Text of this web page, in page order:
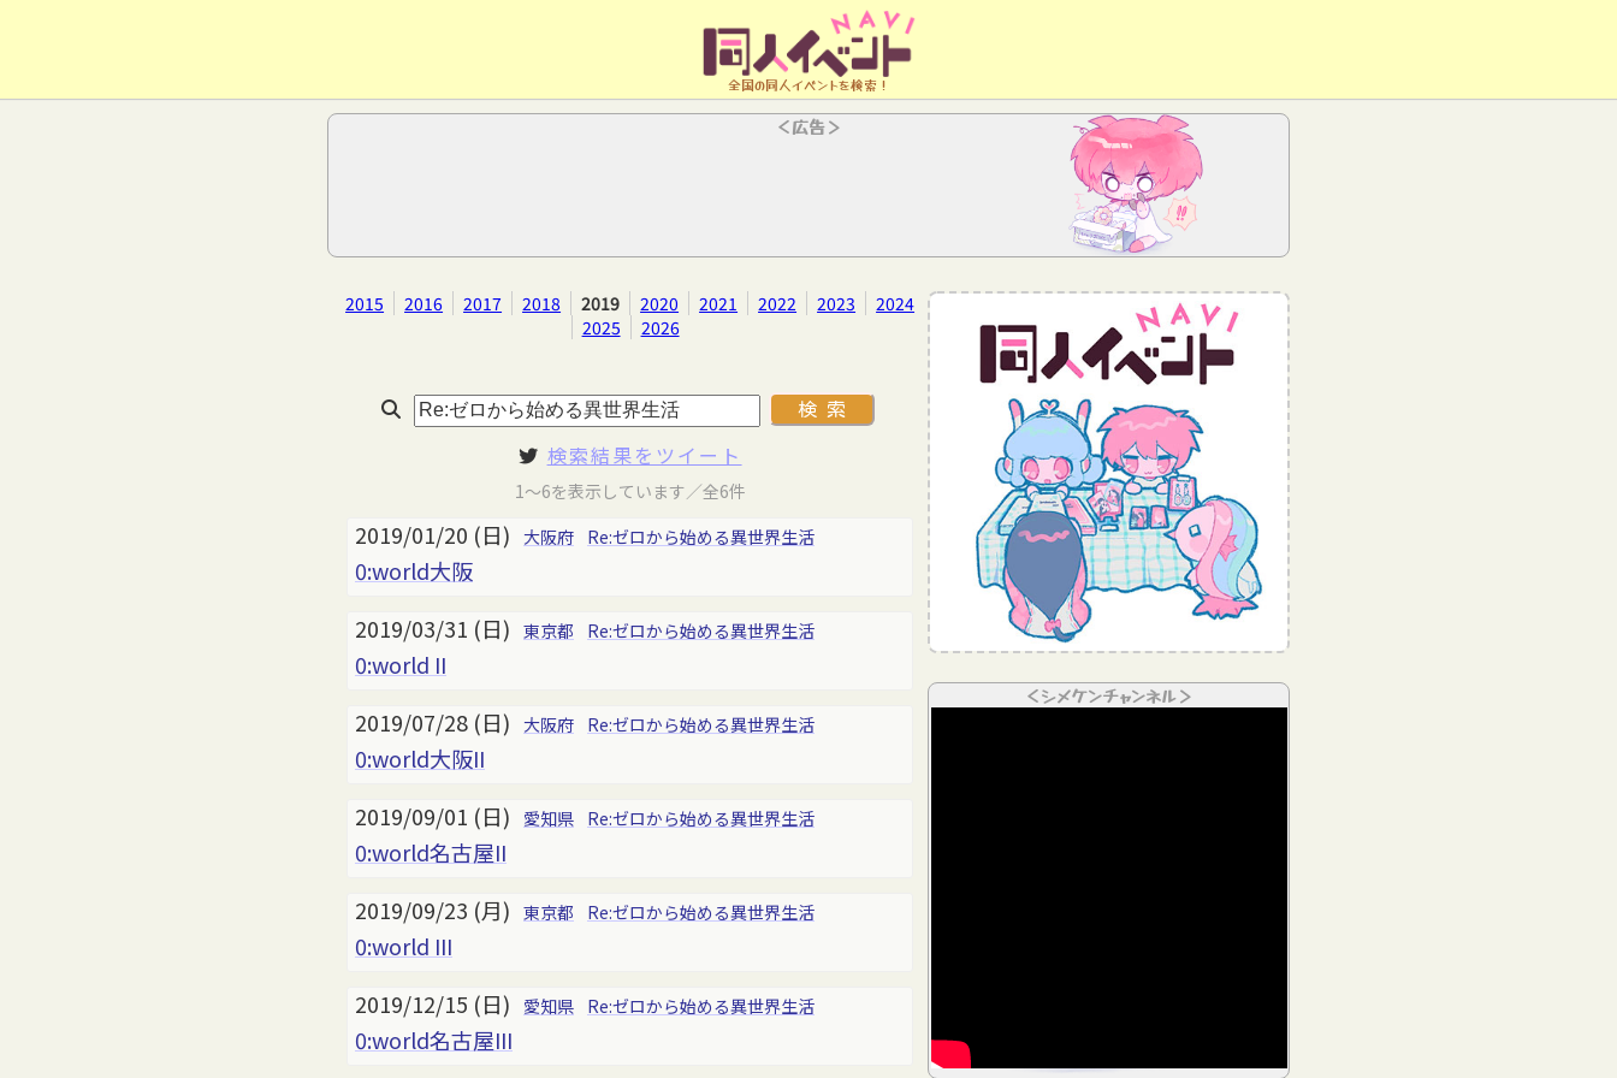
全国の同人イベントを検索！
＜広告＞
2015 2016 2017 2018 2019 2020 2021 2022 2023
2024
2025
2026
検索結果をツイート
1～6を表示しています／全6件
2019/01/20 (日) 大阪府 Re:ゼロから始める異世界生活
0:world大阪
2019/03/31 (日) 東京都 Re:ゼロから始める異世界生活
0:world II
2019/07/28 (日) 大阪府 Re:ゼロから始める異世界生活
0:world大阪II
2019/09/01 (日)
愛知県 Re:ゼロから始める異世界生活
0:world名古屋II
2019/09/23 (月) 東京都 Re:ゼロから始める異世界生活
0:world III
2019/12/15 (日)
愛知県 Re:ゼロから始める異世界生活
0:world名古屋III
＜シメケンチャンネル＞